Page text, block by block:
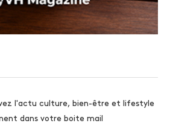
l'actu culture, bien-être et lifestyle
dans votre boite mail